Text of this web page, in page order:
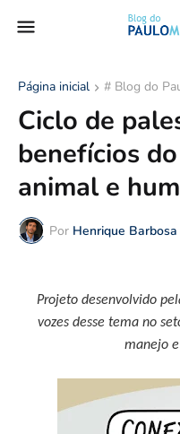
Página inicial # Blog do
Ciclo de
benefícios
animal e
Por Henrique Barbosa
Projeto desenvolvido
vozes desse tema no
manejo